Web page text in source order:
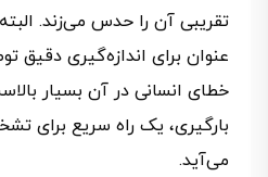
تقریبی آن را حدس می‌زند.
عنوان برای اندازه‌گیری دقیق
خطای انسانی در آن بسیار
بارگیری، یک راه سریع برای
می‌آید.